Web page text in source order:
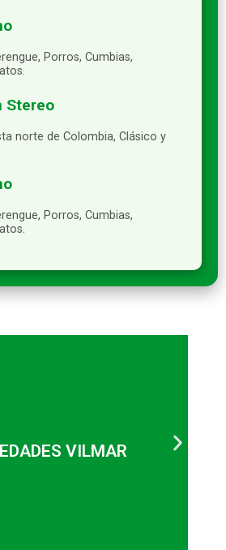
Porros, Cumbias,
Stereo
norte de Colombia, Clásico y
Porros, Cumbias,
VILMAR
deportivas, culturales,